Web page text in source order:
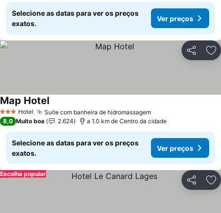
Selecione as datas para ver os preços
exatos.
Ver preços
Partilhar
3 EstrelasHotel Suíte com banheira de hidromassagem
Map Hotel
8,0 Muito boa 2.624 a 1.0 km de Centro da cidade
Selecione as datas para ver os preços
exatos.
Ver preços
Partilhar
Escolha popular